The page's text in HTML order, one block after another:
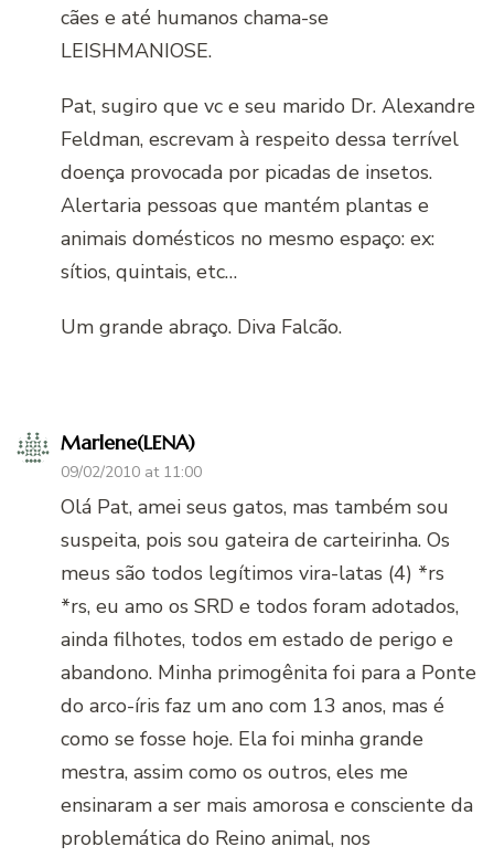
cães e até humanos chama-se
LEISHMANIOSE.
Pat, sugiro que vc e seu marido Dr. Alexandre
Feldman, escrevam à respeito dessa terrível
doença provocada por picadas de insetos.
Alertaria pessoas que mantém plantas e
animais domésticos no mesmo espaço: ex:
sítios, quintais, etc…
Um grande abraço. Diva Falcão.
Marlene(LENA)
09/02/2010 at 11:00
Olá Pat, amei seus gatos, mas também sou
suspeita, pois sou gateira de carteirinha. Os
meus são todos legítimos vira-latas (4) *rs
*rs, eu amo os SRD e todos foram adotados,
ainda filhotes, todos em estado de perigo e
abandono. Minha primogênita foi para a Ponte
do arco-íris faz um ano com 13 anos, mas é
como se fosse hoje. Ela foi minha grande
mestra, assim como os outros, eles me
ensinaram a ser mais amorosa e consciente da
problemática do Reino animal, nos